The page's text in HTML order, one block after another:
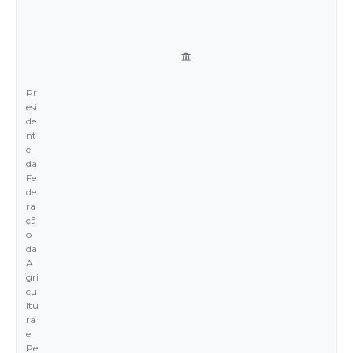
Pr
esi
de
nt
e
da
Fe
de
ra
çã
o
da
A
gri
cu
ltu
ra
e
Pe